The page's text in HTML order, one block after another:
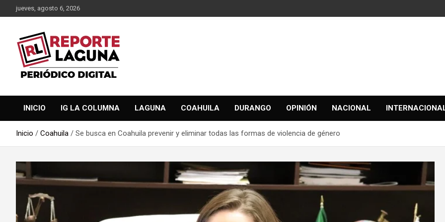
Saltar
al
jueves, agosto 6, 2026
Reporte Laguna
INICIO IG LA COLUMNA LAGUNA COAHUILA DURANGO OPINIÓN NACIONAL
Inicio Coahuila Se busca en Coahuila prevenir y eliminar todas las formas de violencia de género